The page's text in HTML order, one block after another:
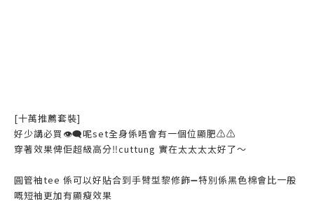
[十萬推薦套裝]
好少講必買👁️‍🗨️呢set全身係唔會有一個位顯肥⚠️⚠️
穿著效果俾佢超級高分‼️cuttung 實在太太太太好了～
圓管袖tee 係可以好貼合到手臂型黎修飾➖特別係黑色棉會比一般
嘅短袖更加有顯瘦效果